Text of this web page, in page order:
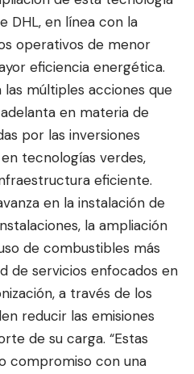
DHL, en línea con la
operativos de menor
eficiencia energética.
las múltiples acciones que
en materia de
por las inversiones
tecnologías verdes,
eficiente.
en la instalación de
la ampliación
de combustibles más
de servicios enfocados en
a través de los
reducir las emisiones
de su carga. “Estas
compromiso con una